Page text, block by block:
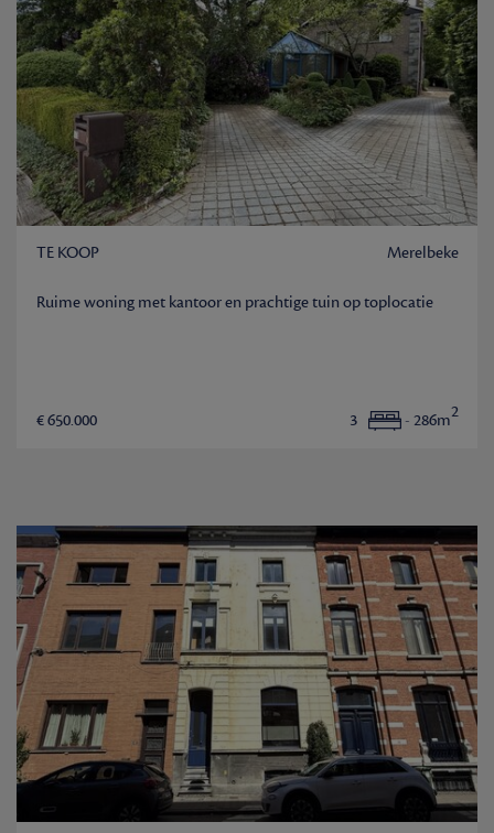
TE KOOP Merelbeke
Ruime woning met kantoor en prachtige tuin op toplocatie
€ 650.000 3 - 286m2